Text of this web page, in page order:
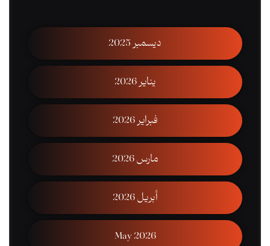
ديسمبر 2025
يناير 2026
فبراير 2026
مارس 2026
أبريل 2026
May 2026